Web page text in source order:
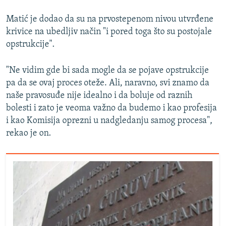
Matić je dodao da su na prvostepenom nivou utvrđene
krivice na ubedljiv način "i pored toga što su postojale
opstrukcije".
"Ne vidim gde bi sada mogle da se pojave opstrukcije
pa da se ovaj proces oteže. Ali, naravno, svi znamo da
naše pravosuđe nije idealno i da boluje od raznih
bolesti i zato je veoma važno da budemo i kao profesija
i kao Komisija oprezni u nadgledanju samog procesa",
rekao je on.